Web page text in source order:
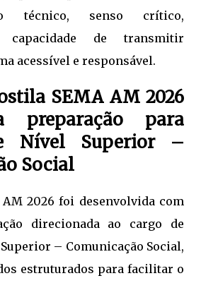
técnico, senso crítico,
capacidade de transmitir
acessível e responsável.
SEMA AM 2026
preparação para
Nível Superior –
Social
AM 2026 foi desenvolvida com
direcionada ao cargo de
– Comunicação Social,
estruturados para facilitar o